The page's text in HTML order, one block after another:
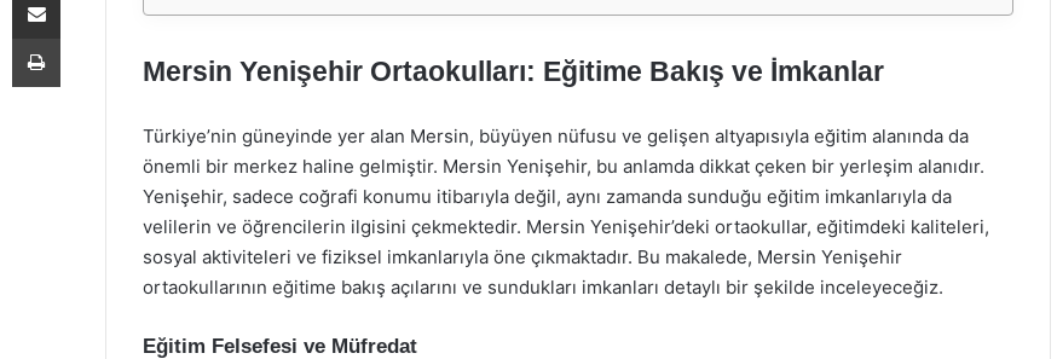
Mersin Yenişehir Ortaokulları: Eğitime Bakış ve İmkanlar
Türkiye’nin güneyinde yer alan Mersin, büyüyen nüfusu ve gelişen altyapısıyla eğitim alanında da
önemli bir merkez haline gelmiştir. Mersin Yenişehir, bu anlamda dikkat çeken bir yerleşim alanıdır.
Yenişehir, sadece coğrafi konumu itibarıyla değil, aynı zamanda sunduğu eğitim imkanlarıyla da
velilerin ve öğrencilerin ilgisini çekmektedir. Mersin Yenişehir’deki ortaokullar, eğitimdeki kaliteleri,
sosyal aktiviteleri ve fiziksel imkanlarıyla öne çıkmaktadır. Bu makalede, Mersin Yenişehir
ortaokullarının eğitime bakış açılarını ve sundukları imkanları detaylı bir şekilde inceleyeceğiz.
Eğitim Felsefesi ve Müfredat